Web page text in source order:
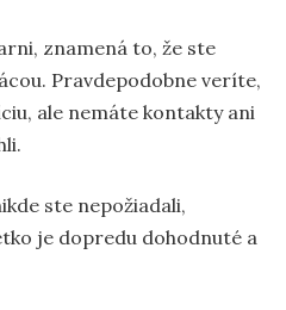
znamená to, že ste
Pravdepodobne veríte,
ale nemáte kontakty ani
ste nepožiadali,
je dopredu dohodnuté a